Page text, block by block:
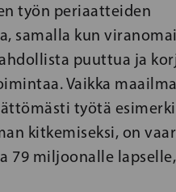
työn periaatteiden
samalla kun
puuttua ja
Vaikka
työtä
kitkemiseksi, on
79 miljoonalle